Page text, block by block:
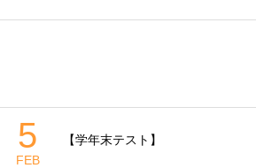
5
FEB
【学年末テスト】